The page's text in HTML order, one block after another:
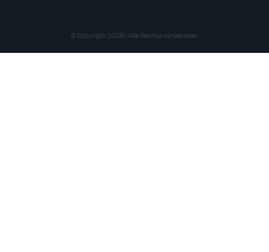
© Copyright 2026 | Alle Rechte vorbehalten.